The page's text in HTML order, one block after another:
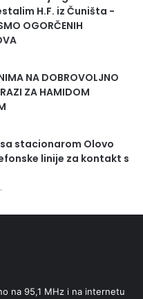
H.F. iz Čuništa -
OGORČENIH
NA DOBROVOLJNO
ZA HAMIDOM
stacionarom Olovo
linije za kontakt s
na 95,1 MHz i na internetu